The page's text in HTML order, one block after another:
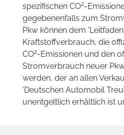
spezifischen CO2-
gegebenenfalls zum
Pkw können dem
Kraftstoffverbrauch, die
CO2-Emissionen und den
Stromverbrauch neuer
werden, der an allen
'Deutschen Automobil
unentgeltlich erhältlich ist